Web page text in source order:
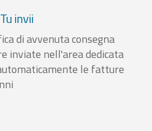
Tu invii
di avvenuta consegna
inviate nell'area dedicata
le fatture